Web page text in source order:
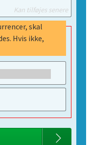
Kan tilføjes senere
skal
Hvis ikke,